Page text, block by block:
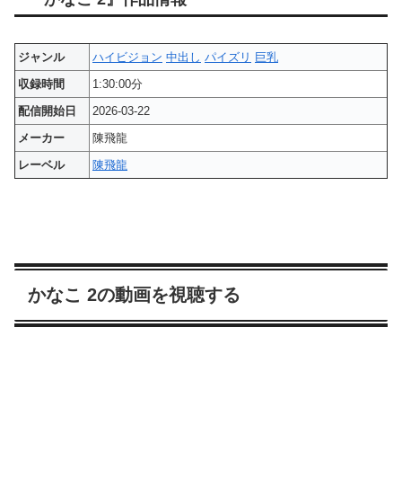
ジャンル ハイビジョン 中出し パイズリ 巨乳
収録時間
1:30:00分
配信開始日
2026-03-22
メーカー
陳飛龍
レーベル
陳飛龍
かなこ 2の動画を視聴する